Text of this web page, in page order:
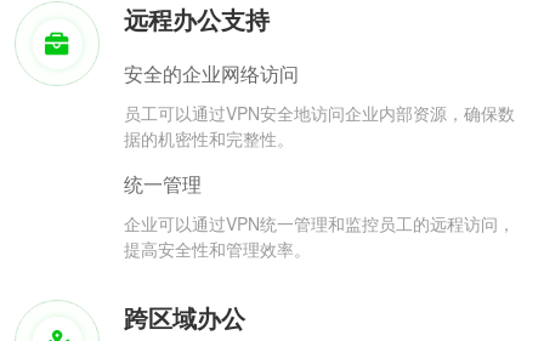
远程办公支持
安全的企业网络访问
员工可以通过VPN安全地访问企业内部资源，确保数
据的机密性和完整性。
统一管理
企业可以通过VPN统一管理和监控员工的远程访问，
提高安全性和管理效率。
跨区域办公